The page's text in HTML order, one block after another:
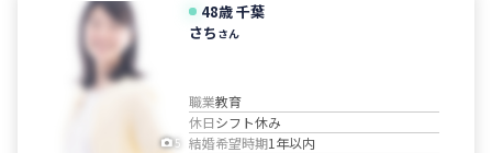
5
48歳千葉
さち さん
職業教育
休日シフト休み
結婚希望時期1年以内